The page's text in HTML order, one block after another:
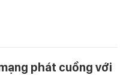
phát cuồng với